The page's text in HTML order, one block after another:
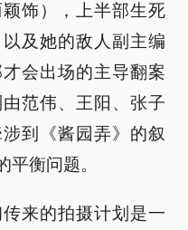
饰），上半部生死
及她的敌人副主编
才会出场的主导翻案
范伟、王阳、张子
到《酱园弄》的叙
平衡问题。
来的拍摄计划是一